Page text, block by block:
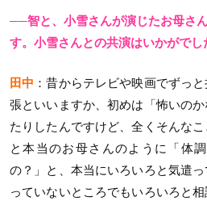
──智と、小雪さんが演じたお母さ
す。小雪さんとの共演はいかがでし
田中 ：昔からテレビや映画でずっ
張といいますか、初めは「怖いの
たりしたんですけど、全くそんな
と本当のお母さんのように「体
の？」と、本当にいろいろと気遣
っていないところでもいろいろと